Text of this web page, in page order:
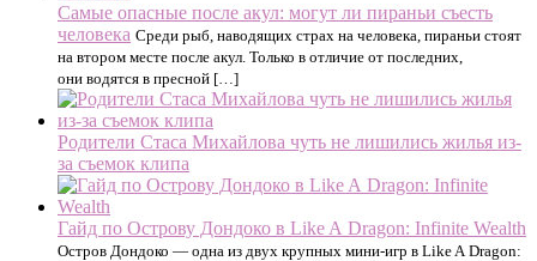
Самые опасные после акул: могут ли пираньи съесть
человека Среди рыб, наводящих страх на человека, пираньи стоят
на втором месте после акул. Только в отличие от последних,
они водятся в пресной […]
Родители Стаса Михайлова чуть не лишились жилья из-
за съемок клипа
Гайд по Острову Дондоко в Like A Dragon: Infinite Wealth
Остров Дондоко — одна из двух крупных мини-игр в Like A Dragon: